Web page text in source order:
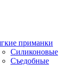
приманки
Силиконовые
Съедобные